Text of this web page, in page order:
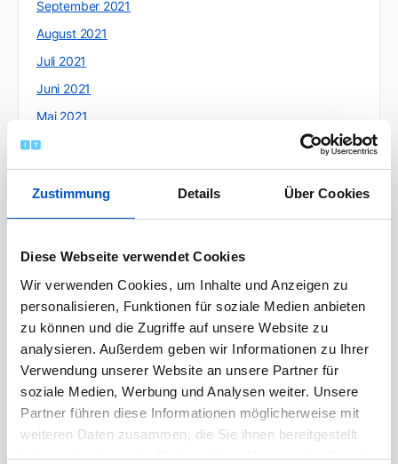
Zustimmung Details Über Cookies
Diese Webseite verwendet Cookies
Wir verwenden Cookies, um Inhalte und Anzeigen zu
personalisieren, Funktionen für soziale Medien anbieten
zu können und die Zugriffe auf unsere Website zu
analysieren. Außerdem geben wir Informationen zu Ihrer
Verwendung unserer Website an unsere Partner für
soziale Medien, Werbung und Analysen weiter. Unsere
Partner führen diese Informationen möglicherweise mit
weiteren Daten zusammen, die Sie ihnen bereitgestellt
haben oder die sie im Rahmen Ihrer Nutzung der Dienste
September 2021
August 2021
Juli 2021
Juni 2021
Mai 2021
April 2021
März 2021
Februar 2021
Dezember 2020
November 2020
Oktober 2020
September 2020
August 2020
Juli 2020
Juni 2020